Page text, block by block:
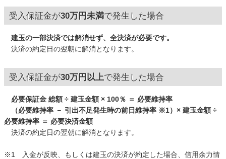
受入保証金が30万円未満で発生した場合
建玉の一部決済では解消せず、全決済が必要です。
決済の約定日の翌朝に解消となります。
受入保証金が30万円以上で発生した場合
必要保証金 総額 ÷ 建玉金額 × 100％ ＝ 必要維持率
（必要維持率 － 引出不足発生時の前日維持率 ※1）× 建玉金額 ÷
必要維持率 ＝ 必要決済金額
決済の約定日の翌朝に解消となります。
※1 入金が反映、もしくは建玉の決済が約定した場合、信用余力情